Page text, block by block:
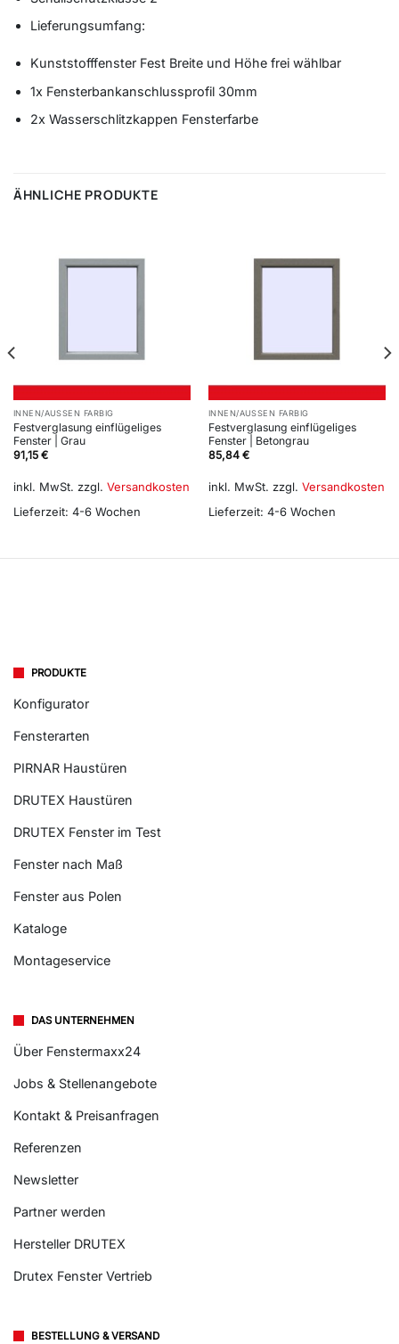
Lieferungsumfang:
Kunststofffenster Fest Breite und Höhe frei wählbar
1x Fensterbankanschlussprofil 30mm
2x Wasserschlitzkappen Fensterfarbe
ÄHNLICHE PRODUKTE
INNEN/AUSSEN FARBIG
Festverglasung einflügeliges
Fenster | Grau
91,15 €
inkl. MwSt. zzgl. Versandkosten
Lieferzeit: 4-6 Wochen
INNEN/AUSSEN FARBIG
Festverglasung einflügeliges
Fenster | Betongrau
85,84 €
inkl. MwSt. zzgl. Versandkosten
Lieferzeit: 4-6 Wochen
PRODUKTE
Konfigurator
Fensterarten
PIRNAR Haustüren
DRUTEX Haustüren
DRUTEX Fenster im Test
Fenster nach Maß
Fenster aus Polen
Kataloge
Montageservice
DAS UNTERNEHMEN
Über Fenstermaxx24
Jobs & Stellenangebote
Kontakt & Preisanfragen
Referenzen
Newsletter
Partner werden
Hersteller DRUTEX
Drutex Fenster Vertrieb
BESTELLUNG & VERSAND